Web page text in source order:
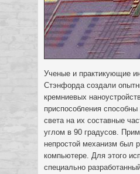
Ученые и практикующие
Стэнфорда создали
кремниевых
приспособления
света на их составные
углом в 90 градусов.
непростой механизм был
компьютере. Для этого
специально